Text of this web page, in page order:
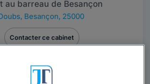
au barreau de Besançon
, Besançon, 25000
Contacter ce cabinet
Barreau de Besançon